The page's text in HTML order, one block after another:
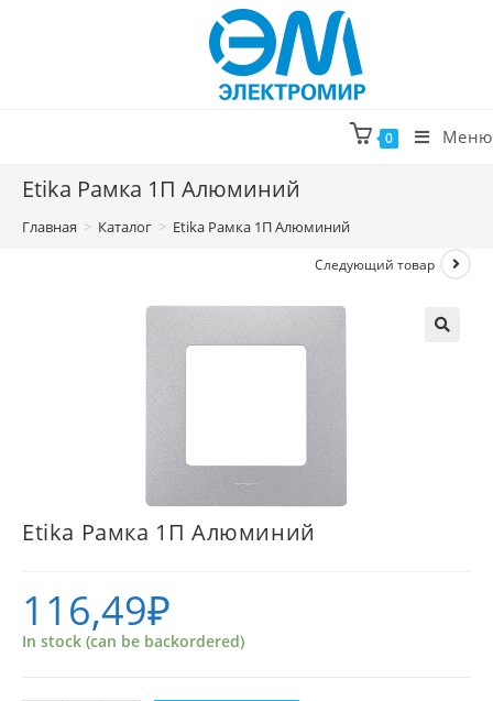
0 Меню
Etika Рамка 1П Алюминий
Главная > Каталог > Etika Рамка 1П Алюминий
Следующий товар
Etika Рамка 1П Алюминий
116,49₽
In stock (can be backordered)